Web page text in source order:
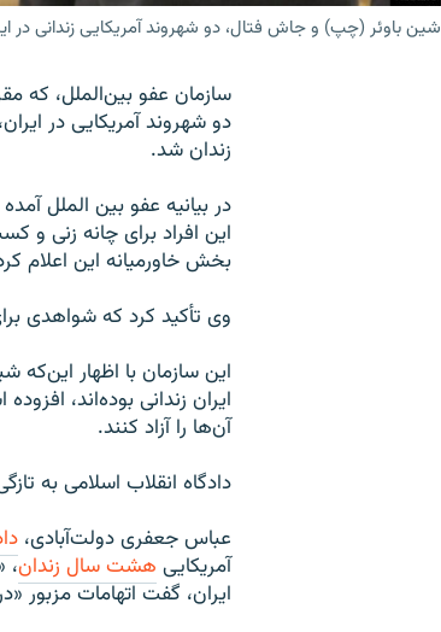
شین باوئر (چپ) و جاش فتال، دو شهروند آمریکایی زندانی در
سازمان عفو بین‌الملل،
دو شهروند آمریکایی در
زندان شد.
در بیانیه عفو بین الملل
این افراد برای چانه‌ زنی و
بخش خاورميانه این اعلام
وی تأکید کرد که شواهدی
این سازمان با اظهار
ایران زندانی بوده‌اند،
آن‌ها را آزاد کنند.
دادگاه انقلاب اسلامی به
عباس جعفری دولت‌آبادی،
آمریکایی هشت‌ سال زندان،
ایران، گفت اتهامات مزبور